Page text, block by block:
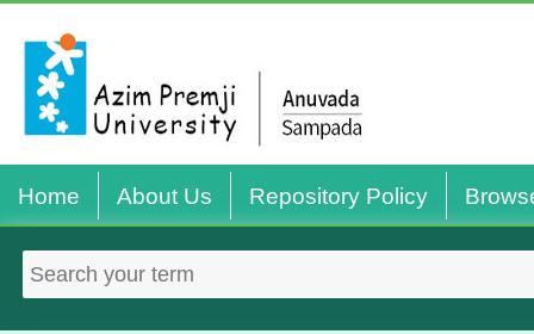
Home About Us Repository Policy